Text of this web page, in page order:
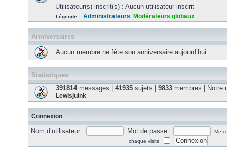
Utilisateur(s) inscrit(s) : Aucun utilisateur inscrit
Légende :: Administrateurs Modérateurs globaux
Anniversaires
Aucun membre ne fête son anniversaire aujourd’hui.
Statistiques
391814messages | 41935 sujets | 9833 membres | Notre
Lewisjuink
Connexion
Nom d’utilisateur : Mot de passe :
Me
chaque visite